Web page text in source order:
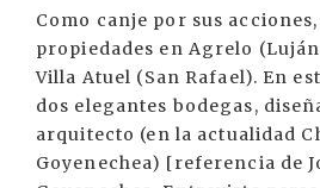
Como canje por sus
propiedades en Agrelo
Villa Atuel (San Rafael). En
dos elegantes bodegas,
arquitecto (en la actualidad
Goyenechea) [referencia de